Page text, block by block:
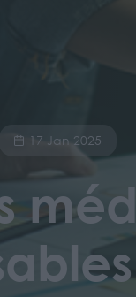
17 Jan 2025